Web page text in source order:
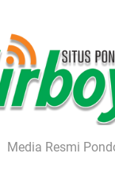
Media Resmi